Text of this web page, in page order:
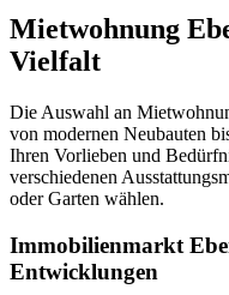
Mietwohnung
Vielfalt
Die Auswahl an
von modernen Neubauten
Ihren Vorlieben und
verschiedenen
oder Garten wählen.
Immobilienmarkt
Entwicklungen